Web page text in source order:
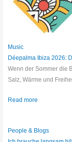
Music
Déepalma Ibiza 2026:
Wenn der Sommer die
Salz, Wärme und
Read more
People & Blogs